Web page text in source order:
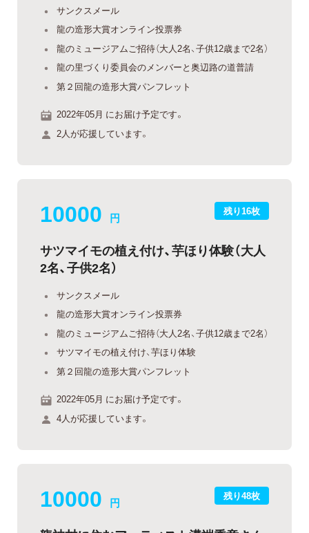
サンクスメール
龍の造形大賞オンライン投票券
龍のミュージアムご招待（大人2名、子供12歳まで2名）
龍の里づくり委員会のメンバーと奥辺路の道普請
第２回龍の造形大賞パンフレット
2022年05月 にお届け予定です。
2人が応援しています。
残り16枚
10000 円
サツマイモの植え付け、芋ほり体験（大人
2名、子供2名）
サンクスメール
龍の造形大賞オンライン投票券
龍のミュージアムご招待（大人2名、子供12歳まで2名）
サツマイモの植え付け、芋ほり体験
第２回龍の造形大賞パンフレット
2022年05月 にお届け予定です。
4人が応援しています。
残り48枚
10000 円